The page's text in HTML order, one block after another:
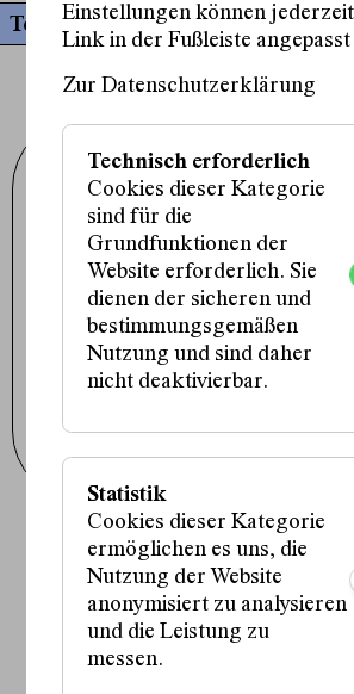
Termine
Schauspielhaus Wien GmbH
Porzellangasse 19
1090 Wien
+43 1 317 01 01
office@schauspielhaus.at
Impressum / Datenschutz
Presse / Downloads
Cookie-Einstellungen
Instagram
Facebook
Tiktok
Newsletter abonnieren
Fördergeber:innen:
Einstellungen können
Link in der Fußleiste
Zur Datenschutzerklärung
Technisch erforderlich
Cookies dieser Kategorie
sind für die
Grundfunktionen der
Website erforderlich. Sie
dienen der sicheren und
bestimmungsgemäßen
Nutzung und sind daher
nicht deaktivierbar.
Statistik
Cookies dieser Kategorie
ermöglichen es uns, die
Nutzung der Website
anonymisiert zu analysieren
und die Leistung zu
messen.